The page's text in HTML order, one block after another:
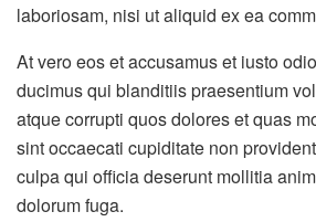
laboriosam, nisi ut aliquid ex ea
At vero eos et accusamus et iusto
ducimus qui blanditiis praesentium
atque corrupti quos dolores et quas
sint occaecati cupiditate non
culpa qui officia deserunt mollitia
dolorum fuga.